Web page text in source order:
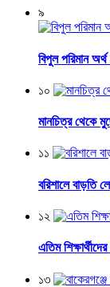
৯
বিপুল পরিমান
১০
মানচিত্র থেকে
১১
বরিশালে বাড়তি
১২
এতিম
১৩